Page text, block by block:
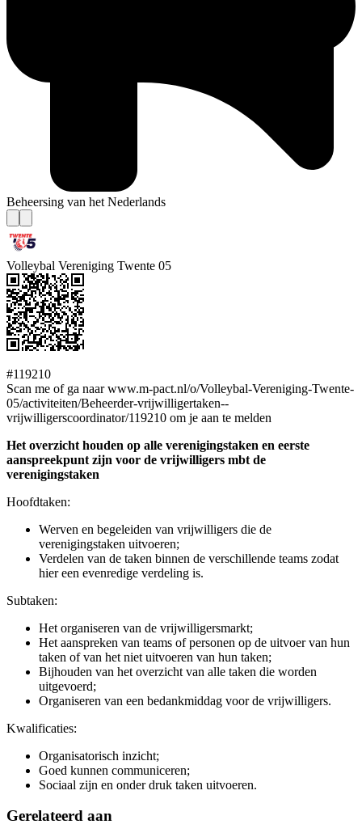
Beheersing van het Nederlands
Volleybal Vereniging Twente 05
#119210
Scan me of ga naar www.m-pact.nl/o/Volleybal-Vereniging-Twente-
05/activiteiten/Beheerder-vrijwilligertaken--
vrijwilligerscoordinator/119210 om je aan te melden
Het overzicht houden op alle verenigingstaken en eerste
aanspreekpunt zijn voor de vrijwilligers mbt de
verenigingstaken
Hoofdtaken:
Werven en begeleiden van vrijwilligers die de
verenigingstaken uitvoeren;
Verdelen van de taken binnen de verschillende teams zodat
hier een evenredige verdeling is.
Subtaken:
Het organiseren van de vrijwilligersmarkt;
Het aanspreken van teams of personen op de uitvoer van hun
taken of van het niet uitvoeren van hun taken;
Bijhouden van het overzicht van alle taken die worden
uitgevoerd;
Organiseren van een bedankmiddag voor de vrijwilligers.
Kwalificaties:
Organisatorisch inzicht;
Goed kunnen communiceren;
Sociaal zijn en onder druk taken uitvoeren.
Gerelateerd aan